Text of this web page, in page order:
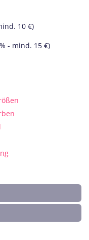
10 €)
- mind. 15 €)